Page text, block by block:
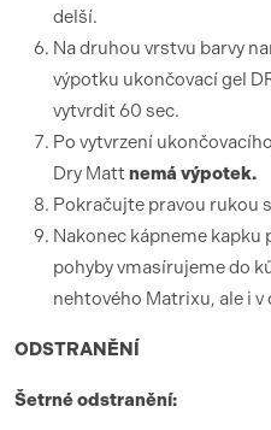
delší.
Na druhou vrstvu barvy
výpotku ukončovací gel
vytvrdit 60 sec.
Po vytvrzení
Dry Mattnemá výpotek.
Pokračujte pravou rukou
Nakonec kápneme
pohyby vmasírujeme do
nehtového Matrixu, ale i
ODSTRANĚNÍ
Šetrné odstranění: